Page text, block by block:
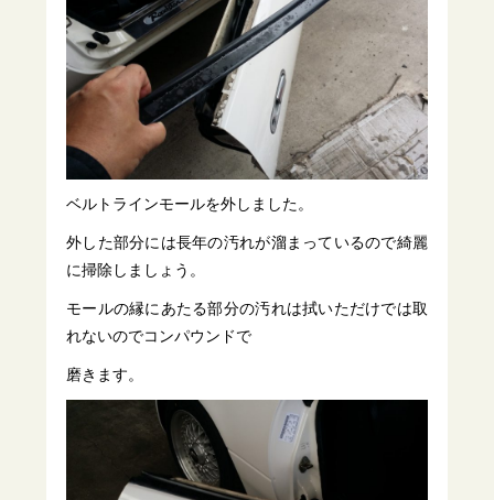
ベルトラインモールを外しました。
外した部分には長年の汚れが溜まっているので綺麗
に掃除しましょう。
モールの縁にあたる部分の汚れは拭いただけでは取
れないのでコンパウンドで
磨きます。